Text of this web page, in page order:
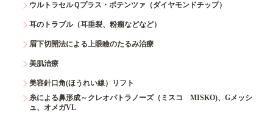
ウルトラセルＱプラス・ポテンツァ（ダイヤモンドチップ）
耳のトラブル（耳垂裂、粉瘤などなど）
眉下切開法による上眼瞼のたるみ治療
美肌治療
美容針口角(ほうれい線）リフト
糸による鼻形成～クレオパトラノーズ（ミスコ MISKO)、Gメッシ
ュ、オメガVL